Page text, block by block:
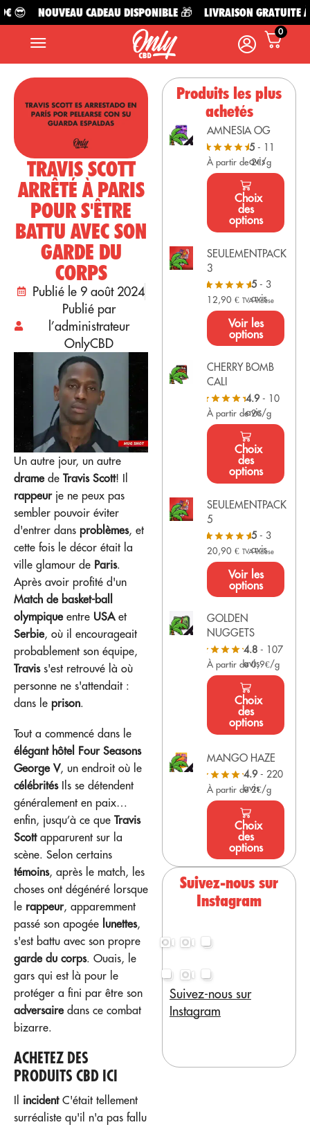
😎 NOUVEAU CADEAU DISPONIBLE 🎁 LIVRAISON GRATUITE
0
TRAVIS SCOTT
ARRÊTÉ À PARIS
POUR S'ÊTRE
BATTU AVEC SON
GARDE DU
CORPS
Publié le 9 août 2024
Publié par
l’administrateur
OnlyCBD
Un autre jour, un autre
dramede Travis Scott! Il
rappeurje ne peux pas
sembler pouvoir éviter
d'entrer dans problèmes, et
cette fois le décor était la
ville glamour de Paris.
Après avoir profité d'un
Match de basket-ball
olympiqueentre USAet
Serbie, où il encourageait
probablement son équipe,
Traviss'est retrouvé là où
personne ne s'attendait :
dans le prison.
Tout a commencé dans le
élégant hôtel Four Seasons
George V, un endroit où le
célébritésIls se détendent
généralement en paix…
enfin, jusqu’à ce que Travis
Scottapparurent sur la
scène. Selon certains
témoins, après le match, les
choses ont dégénéré lorsque
le rappeur, apparemment
passé son apogée lunettes,
s'est battu avec son propre
garde du corps. Ouais, le
gars qui est là pour le
protéger a fini par être son
adversairedans ce combat
bizarre.
ACHETEZ DES
PRODUITS CBD ICI
Il incidentC'était tellement
surréaliste qu'il n'a pas fallu
Produits les plus
achetés
AMNESIA OG
5- 11
avis
À partir de 2€/g
Choix
des
options
SEULEMENTPACK
3
5 - 3
avis
12,90€ TVA incluse
Voir les
options
CHERRY BOMB
CALI
4.9- 10
avis
À partir de 2€/g
Choix
des
options
SEULEMENTPACK
5
5 - 3
avis
20,90€ TVA incluse
Voir les
options
GOLDEN
NUGGETS
4.8 - 107
avis
À partir de 0,9€/g
Choix
des
options
MANGO HAZE
4.9- 220
avis
À partir de 2€/g
Choix
des
options
Suivez-nous sur
Instagram
Suivez-nous sur
Instagram